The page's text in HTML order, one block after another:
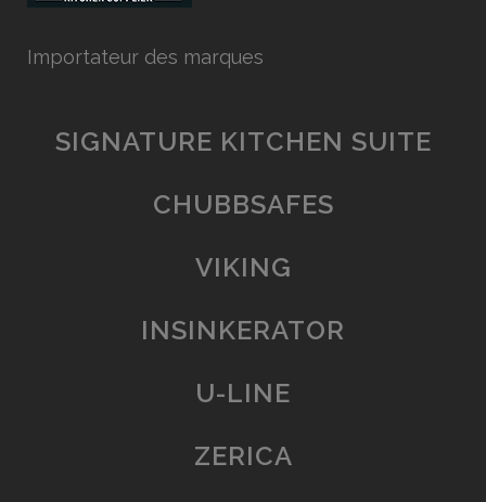
Importateur des marques
SIGNATURE KITCHEN SUITE
CHUBBSAFES
VIKING
INSINKERATOR
U-LINE
ZERICA